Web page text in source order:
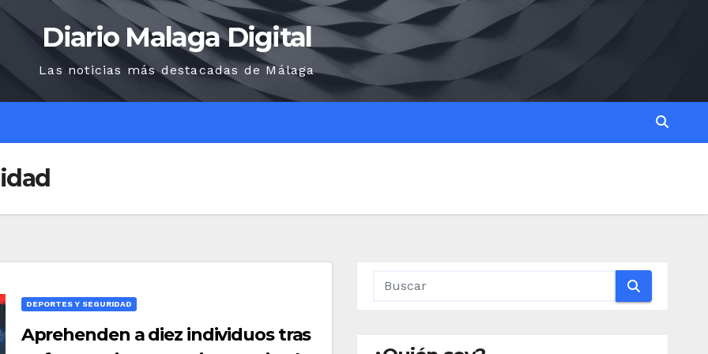
Diario Malaga Digital
Las noticias más destacadas de Málaga
DEPORTES Y SEGURIDAD
Aprehenden a diez individuos tras